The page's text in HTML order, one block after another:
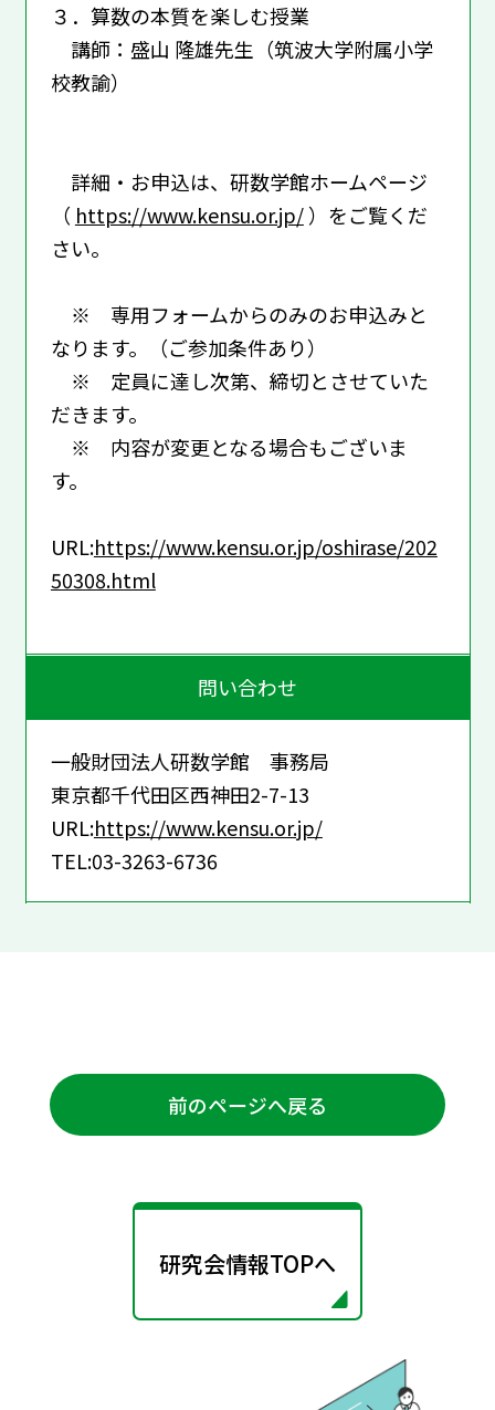
３．算数の本質を楽しむ授業
講師：盛山 隆雄先生（筑波大学附属小学
校教諭）
詳細・お申込は、研数学館ホームページ
（ https://www.kensu.or.jp/）をご覧くだ
さい。
※ 専用フォームからのみのお申込みと
なります。（ご参加条件あり）
※ 定員に達し次第、締切とさせていた
だきます。
※ 内容が変更となる場合もございま
す。
URL:https://www.kensu.or.jp/oshirase/202
50308.html
問い合わせ
一般財団法人研数学館 事務局
東京都千代田区西神田2-7-13
URL:https://www.kensu.or.jp/
TEL:03-3263-6736
前のページへ戻る
研究会情報TOPへ